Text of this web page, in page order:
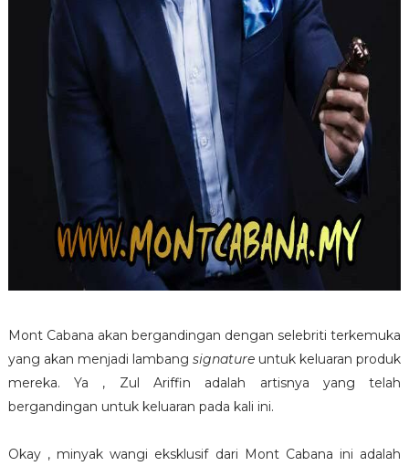
Mont Cabana akan bergandingan dengan selebriti terkemuka
yang akan menjadi lambang signature untuk keluaran produk
mereka. Ya , Zul Ariffin adalah artisnya yang telah
bergandingan untuk keluaran pada kali ini.
Okay , minyak wangi eksklusif dari Mont Cabana ini adalah